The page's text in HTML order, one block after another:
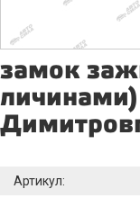
замок
Артикул: